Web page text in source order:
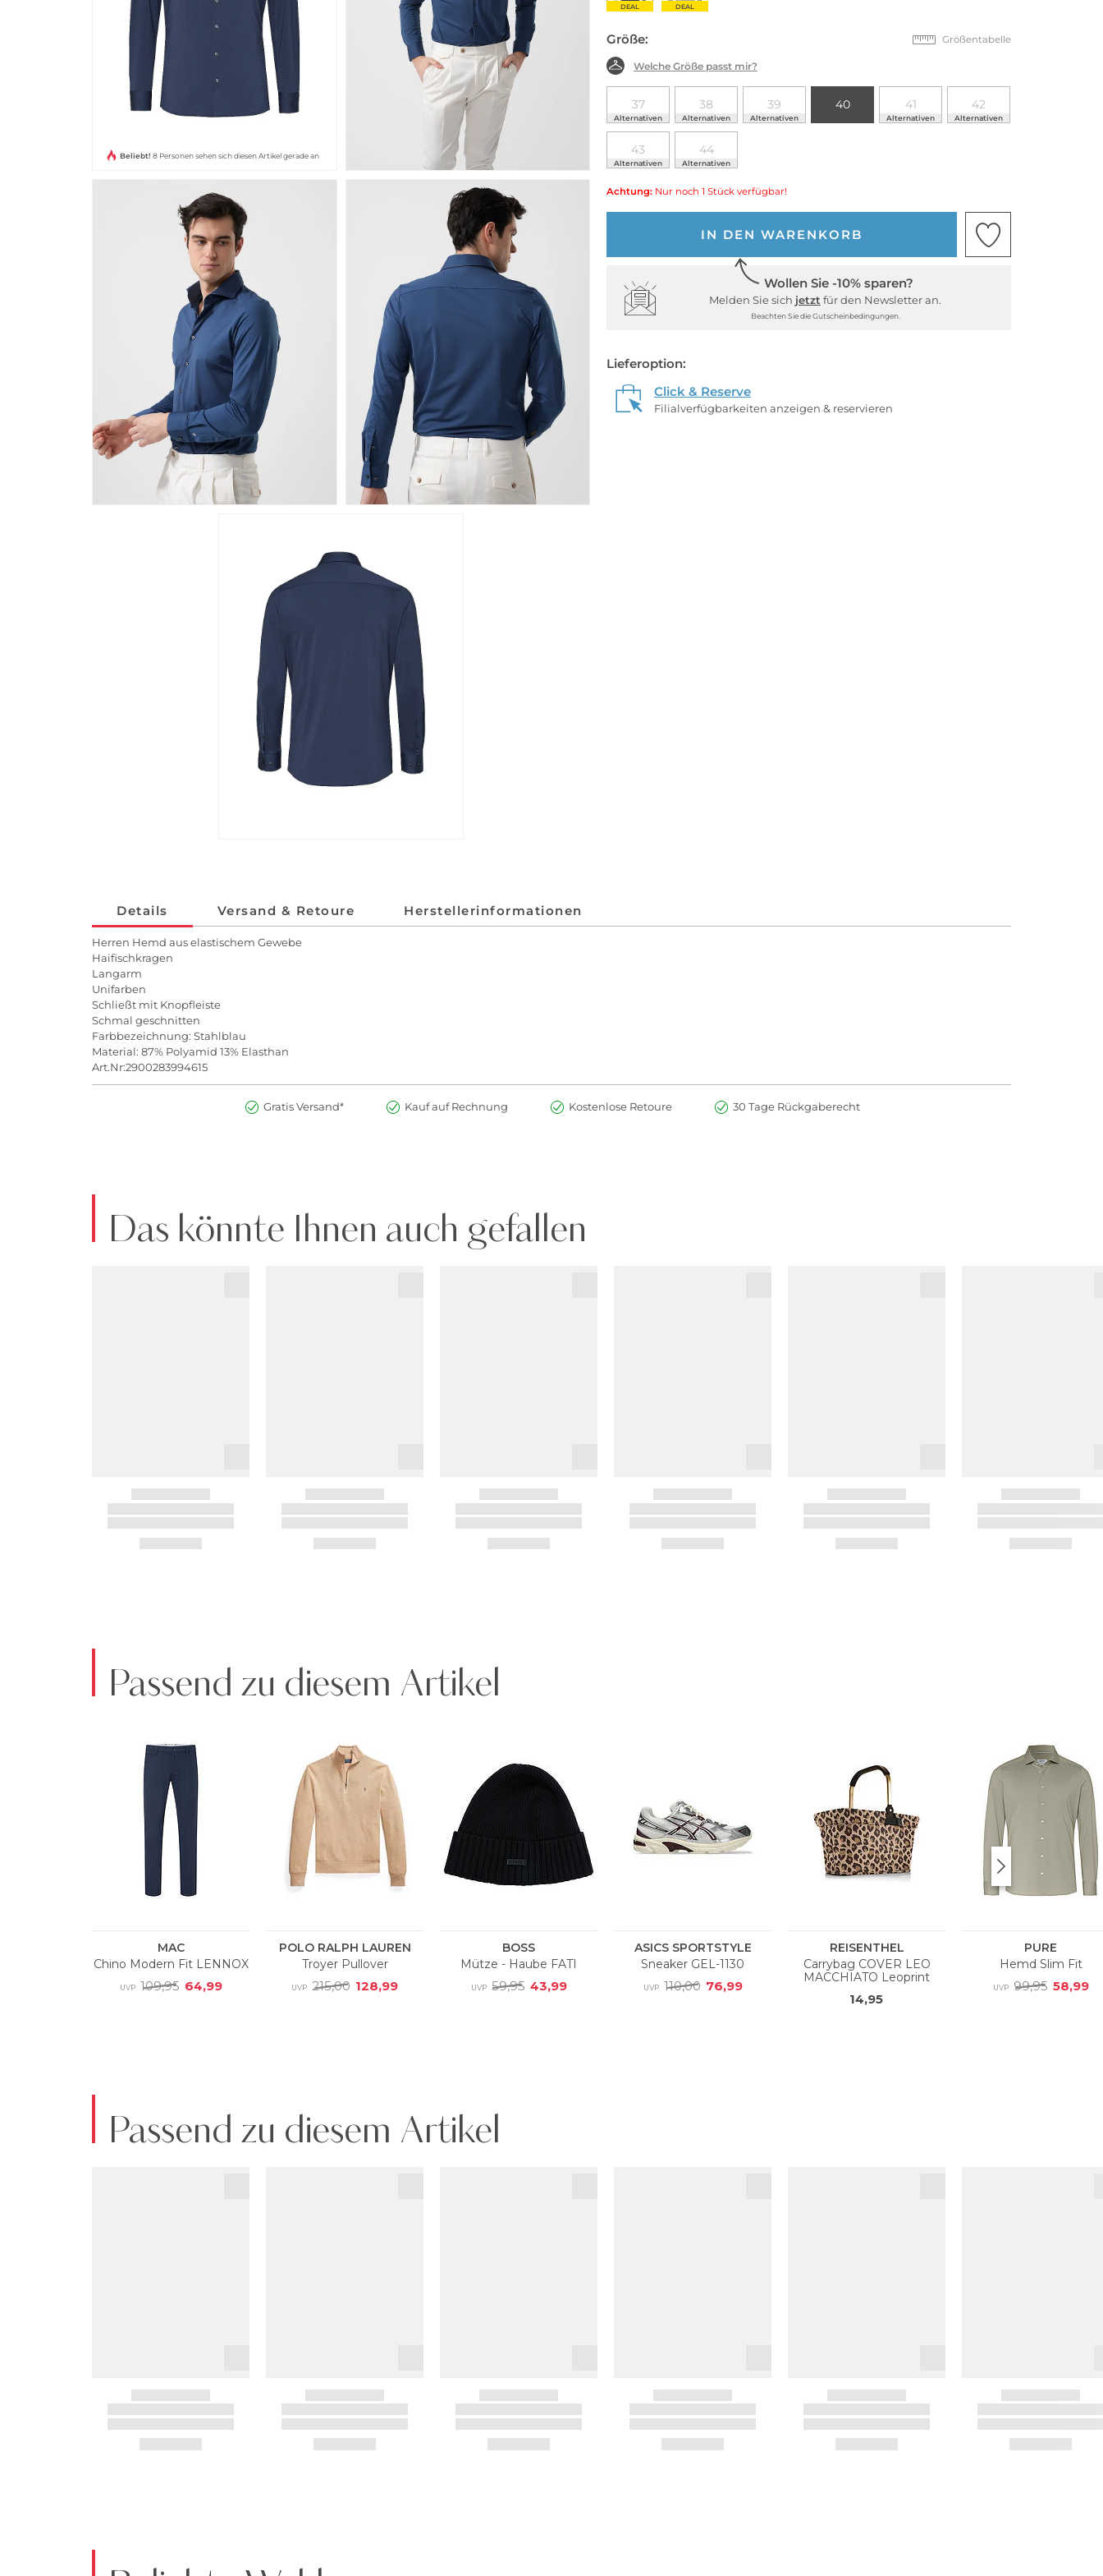
Beliebt! 8 Personen sehen sich diesen Artikel gerade an
DEAL DEAL
Größe: Größentabelle
Welche Größe passt mir?
37
Alternativen
38
Alternativen
39
Alternativen
40 41
Alternativen
42
Alternativen
43
Alternativen
44
Alternativen
Achtung: Nur noch 1 Stück verfügbar!
IN DEN WARENKORB
Wollen Sie -10% sparen?
Melden Sie sich jetzt für den Newsletter an.
Beachten Sie die Gutscheinbedingungen.
Lieferoption:
Click & Reserve
Filialverfügbarkeiten anzeigen & reservieren
Details Versand & Retoure Herstellerinformationen
Herren Hemd aus elastischem Gewebe
Haifischkragen
Langarm
Unifarben
Schließt mit Knopfleiste
Schmal geschnitten
Farbbezeichnung: Stahlblau
Material: 87% Polyamid 13% Elasthan
Art.Nr:2900283994615
Gratis Versand* Kauf auf Rechnung Kostenlose Retoure 30 Tage Rückgaberecht
Das könnte Ihnen auch gefallen
Passend zu diesem Artikel
Passend zu diesem Artikel